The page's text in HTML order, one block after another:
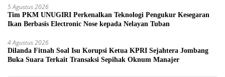
5 Agustus 2026
Tim PKM UNUGIRI Perkenalkan Teknologi Pengukur Kesegaran
Ikan Berbasis Electronic Nose kepada Nelayan Tuban
4 Agustus 2026
Dilanda Fitnah Soal Isu Korupsi Ketua KPRI Sejahtera Jombang
Buka Suara Terkait Transaksi Sepihak Oknum Manajer